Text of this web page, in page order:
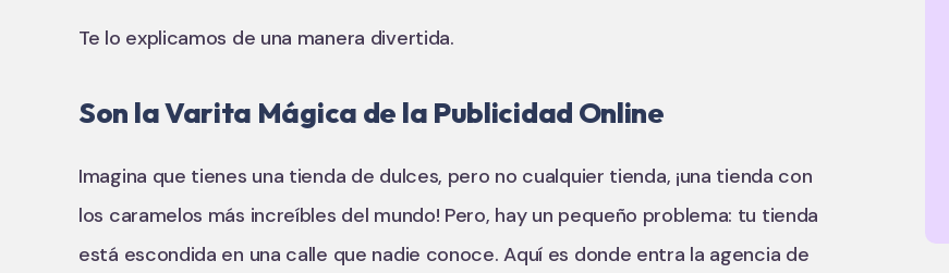
Te lo explicamos de una manera divertida.
Son la Varita Mágica de la Publicidad Online
Imagina que tienes una tienda de dulces, pero no cualquier tienda, ¡una tienda con
los caramelos más increíbles del mundo! Pero, hay un pequeño problema: tu tienda
está escondida en una calle que nadie conoce. Aquí es donde entra la agencia de